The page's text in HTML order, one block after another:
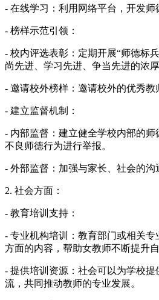
- 在线学习：利用网络平台，开发
- 榜样示范引领：
- 校内评选表彰：定期开展“师德标
尚先进、学习先进、争当先进的浓厚
- 邀请校外榜样：邀请校外的优秀
- 建立监督机制：
- 内部监督：建立健全学校内部的
不良师德行为进行举报。
- 外部监督：加强与家长、社会的
2. 社会方面：
- 教育培训支持：
- 专业机构培训：教育部门或相关
方面的内容，帮助女教师不断提升
- 提供培训资源：社会可以为学校
流，共同推动教师的专业发展。